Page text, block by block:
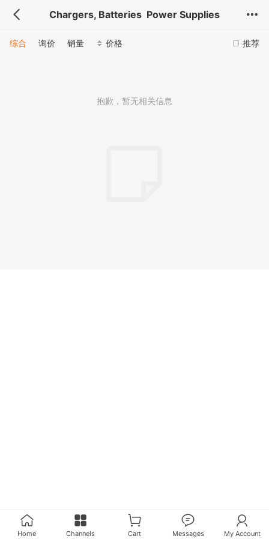
Chargers, Batteries Power Supplies
推荐
综合 询价 销量 价格
抱歉，暂无相关信息
Home Channels Cart Messages My Account